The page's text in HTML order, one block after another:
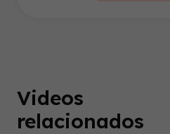
Videos
relacionados